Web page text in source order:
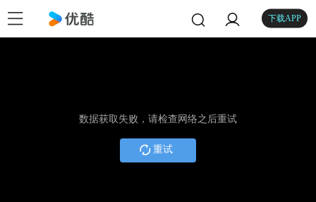
下载APP
数据获取失败，请检查网络之后重试
重试